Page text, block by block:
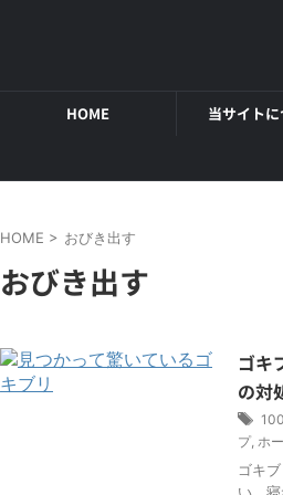
HOME 当サイト
HOME > おびき出す
おびき出す
ゴキ
の対
プ, ホ
ゴキ